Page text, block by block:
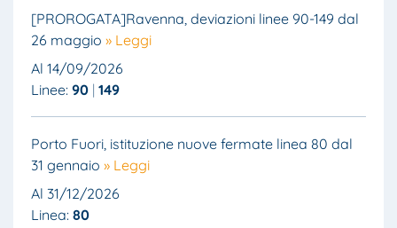
[PROROGATA]Ravenna, deviazioni linee 90-149 dal
26 maggio » Leggi
Al 14/09/2026
Linee: 90 149
Porto Fuori, istituzione nuove fermate linea 80 dal
31 gennaio » Leggi
Al 31/12/2026
Linea: 80